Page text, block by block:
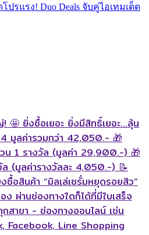
ปรแรง! Duo Deals จับคู่ไอเทมเด็ด